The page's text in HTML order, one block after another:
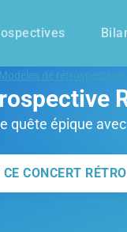
Modèles de rétrospectives
quête épique
CE CONCERT